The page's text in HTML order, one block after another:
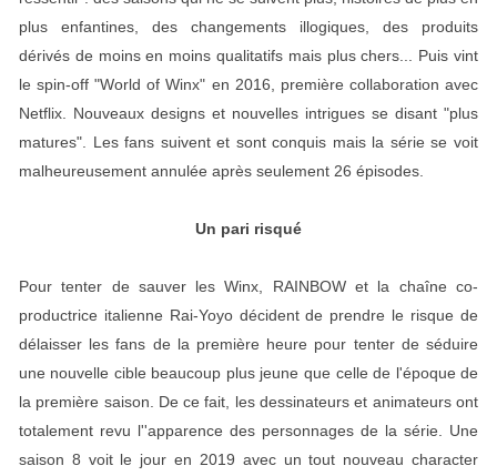
plus enfantines, des changements illogiques, des produits
dérivés de moins en moins qualitatifs mais plus chers... Puis vint
le spin-off "World of Winx" en 2016, première collaboration avec
Netflix. Nouveaux designs et nouvelles intrigues se disant "plus
matures". Les fans suivent et sont conquis mais la série se voit
malheureusement annulée après seulement 26 épisodes.
Un pari risqué
Pour tenter de sauver les Winx, RAINBOW et la chaîne co-
productrice italienne Rai-Yoyo décident de prendre le risque de
délaisser les fans de la première heure pour tenter de séduire
une nouvelle cible beaucoup plus jeune que celle de l'époque de
la première saison. De ce fait, les dessinateurs et animateurs ont
totalement revu l''apparence des personnages de la série. Une
saison 8 voit le jour en 2019 avec un tout nouveau character